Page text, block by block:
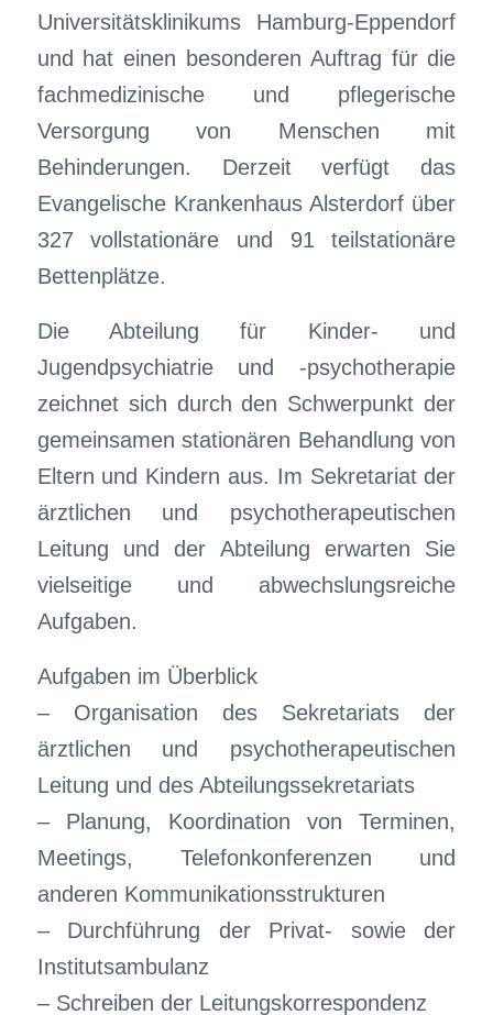
Universitätsklinikums Hamburg-Eppendorf
und hat einen besonderen Auftrag für die
fachmedizinische und pflegerische
Versorgung von Menschen mit
Behinderungen. Derzeit verfügt das
Evangelische Krankenhaus Alsterdorf über
327 vollstationäre und 91 teilstationäre
Bettenplätze.
Die Abteilung für Kinder- und
Jugendpsychiatrie und -psychotherapie
zeichnet sich durch den Schwerpunkt der
gemeinsamen stationären Behandlung von
Eltern und Kindern aus. Im Sekretariat der
ärztlichen und psychotherapeutischen
Leitung und der Abteilung erwarten Sie
vielseitige und abwechslungsreiche
Aufgaben.
Aufgaben im Überblick
– Organisation des Sekretariats der
ärztlichen und psychotherapeutischen
Leitung und des Abteilungssekretariats
– Planung, Koordination von Terminen,
Meetings, Telefonkonferenzen und
anderen Kommunikationsstrukturen
– Durchführung der Privat- sowie der
Institutsambulanz
– Schreiben der Leitungskorrespondenz